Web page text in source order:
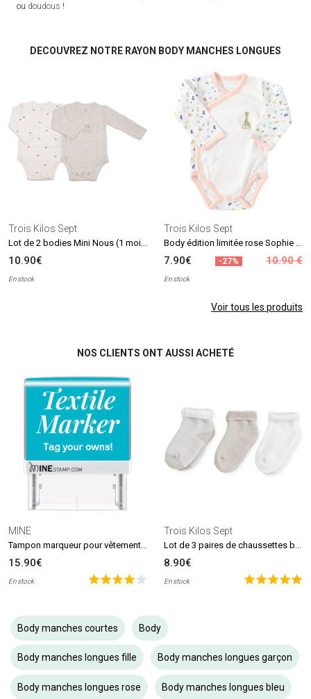
ou doudous !
DECOUVREZ NOTRE RAYON BODY MANCHES LONGUES
Trois Kilos Sept
10.90€
En stock
Trois Kilos Sept
7.90€ -27% 10.90 €
En stock
Voir tous les produits
NOS CLIENTS ONT AUSSI ACHETÉ
MINE
15.90€
En stock
Trois Kilos Sept
8.90€
En stock
Body manches courtes Body
Body manches longues fille Body manches longues garçon
Body manches longues rose Body manches longues bleu